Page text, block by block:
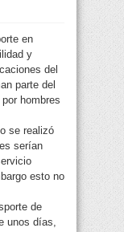
en
y
del
parte del
hombres
se realizó
serían
esto no
de
unos días,